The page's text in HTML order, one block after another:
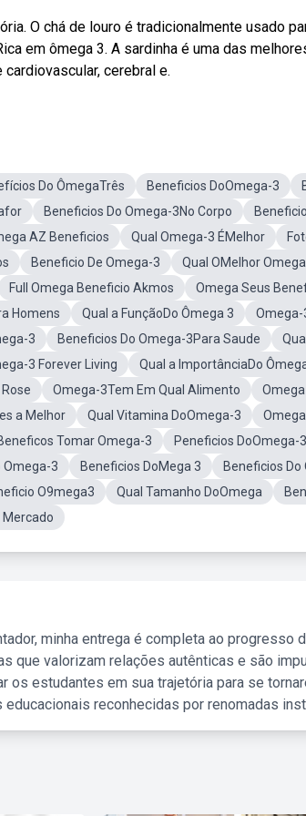
O chá de louro é tradicionalmente usado
em ômega 3. A sardinha é uma das
cerebral e.
Do ÔmegaTrês Beneficios DoOmega-3
Beneficios Do Omega-3No Corpo
AZ Beneficios Qual Omega-3 ÉMelhor
Beneficio De Omega-3 Qual OMelhor
Full Omega Beneficio Akmos
Omega Seus
Homens
Qual a FunçãoDo Ômega 3
Omega-
3
Beneficios Do Omega-3Para Saude
3 Forever Living
Qual a ImportânciaDo
Omega-3Tem Em Qual Alimento
a Melhor
Qual Vitamina DoOmega-3
Tomar Omega-3 Peneficios DoOmega-3
Omega-3
Beneficios DoMega 3 Beneficios
O9mega3 Qual Tamanho DoOmega
Mercado
minha entrega é completa ao progresso
que valorizam relações autênticas e são
os estudantes em sua trajetória para se
reconhecidas por renomadas